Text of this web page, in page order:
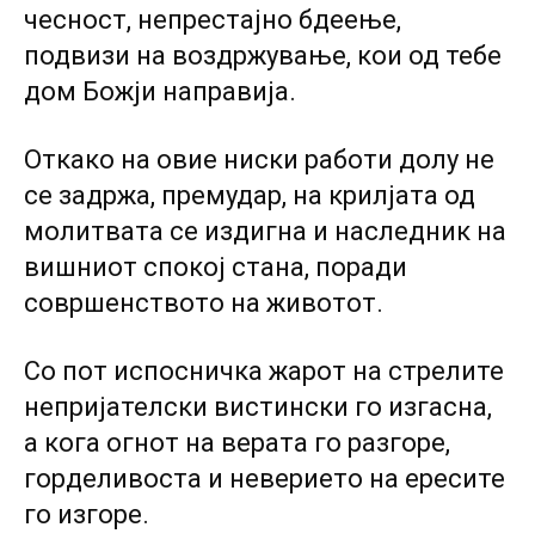
чесност, непрестајно бдеење,
подвизи на воздржување, кои од тебе
дом Божји направија.
Откако на овие ниски работи долу не
се задржа, премудар, на крилјата од
молитвата се издигна и наследник на
вишниот спокој стана, поради
совршенството на животот.
Со пот испосничка жарот на стрелите
непријателски вистински го изгасна,
а кога огнот на верата го разгоре,
горделивоста и неверието на ересите
го изгоре.